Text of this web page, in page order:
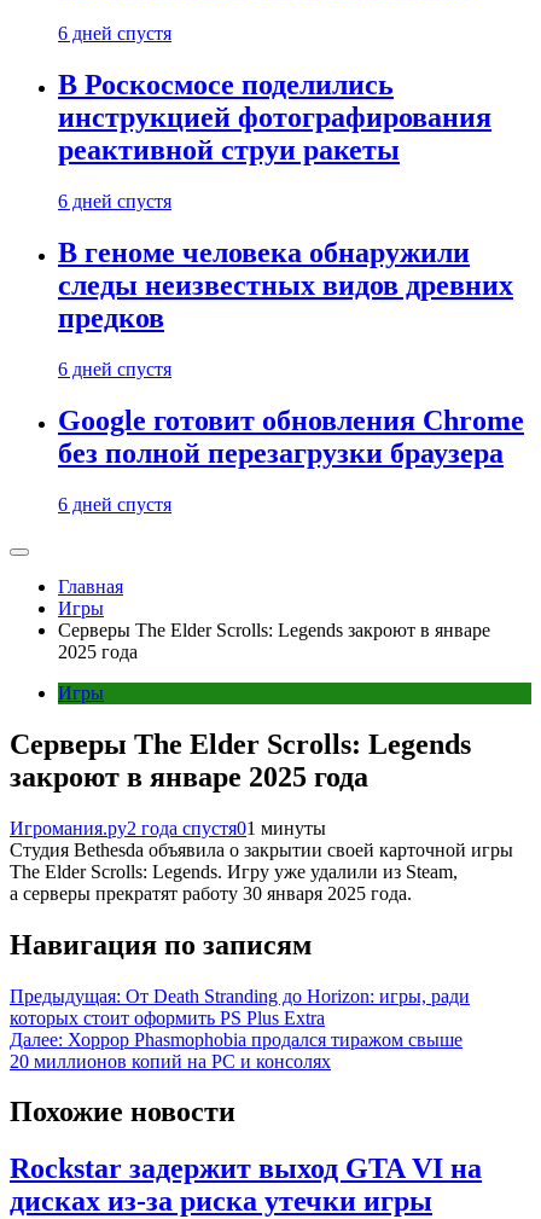
6 дней спустя
В Роскосмосе поделились
инструкцией фотографирования
реактивной струи ракеты
6 дней спустя
В геноме человека обнаружили
следы неизвестных видов древних
предков
6 дней спустя
Google готовит обновления Chrome
без полной перезагрузки браузера
6 дней спустя
Главная
Игры
Серверы The Elder Scrolls: Legends закроют в январе
2025 года
Игры
Серверы The Elder Scrolls: Legends
закроют в январе 2025 года
Игромания.ру2 года спустя01 минуты
Студия Bethesda объявила о закрытии своей карточной игры
The Elder Scrolls: Legends. Игру уже удалили из Steam,
а серверы прекратят работу 30 января 2025 года.
Навигация по записям
Предыдущая: От Death Stranding до Horizon: игры, ради
которых стоит оформить PS Plus Extra
Далее: Хоррор Phasmophobia продался тиражом свыше
20 миллионов копий на PC и консолях
Похожие новости
Rockstar задержит выход GTA VI на
дисках из-за риска утечки игры